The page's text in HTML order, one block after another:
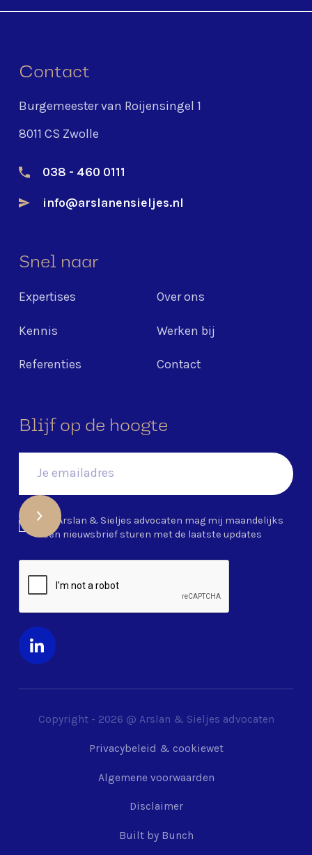
Contact
Burgemeester van Roijensingel 1
8011 CS Zwolle
038 - 460 0111
info@arslanensieljes.nl
Snel naar
Expertises Over ons
Kennis Werken bij
Referenties Contact
Blijf op de hoogte
Ja, Arslan & Sieljes advocaten mag mij maandelijks
een nieuwsbrief sturen met de laatste updates
Copyright - 2026 @ Arslan & Sieljes advocaten
Privacybeleid & cookiewet
Algemene voorwaarden
Disclaimer
Built by Bunch